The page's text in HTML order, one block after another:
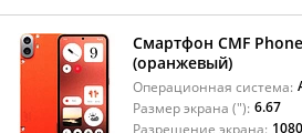
Смартфон CMF
(оранжевый)
Операционная система:
Размер экрана ("): 6.67
Разрешение экрана: